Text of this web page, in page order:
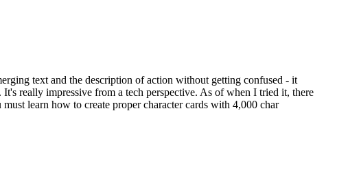
text and the description of action without getting confused - it
really impressive from a tech perspective. As of when I tried it, there
learn how to create proper character cards with 4,000 char